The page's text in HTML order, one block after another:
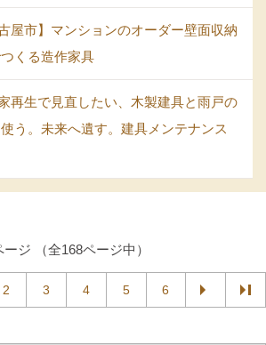
古屋市】マンションのオーダー壁面収納
くる造作家具
再生で見直したい、木製建具と雨戸の
う。未来へ遺す。建具メンテナンス
ージ （全168ページ中）
2 3 4 5 6